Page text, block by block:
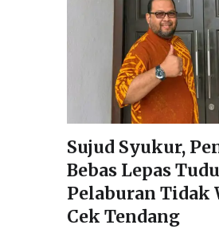
Sujud Syukur,
Bebas Lepas
Pelaburan Tidak
Cek Tendang